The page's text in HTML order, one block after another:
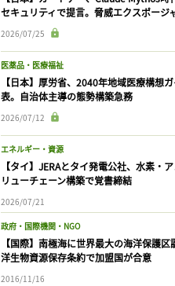
セキュリティで提言。脅威エクスポージ
2026/07/25
医薬品・医療福祉
【日本】厚労省、2040年地域医療構想
表。自治体主導の態勢構築急務
2026/07/12
エネルギー・資源
【タイ】JERAとタイ発電公社、水素・
リューチェーン構築で覚書締結
2026/07/21
政府・国際機関・NGO
【国際】南極海に世界最大の海洋保護区
洋生物資源保存条約で加盟国が合意
2016/11/16